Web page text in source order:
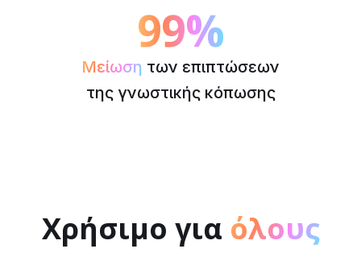
99%
Μείωση των επιπτώσεων
της γνωστικής κόπωσης
Χρήσιμο για όλους